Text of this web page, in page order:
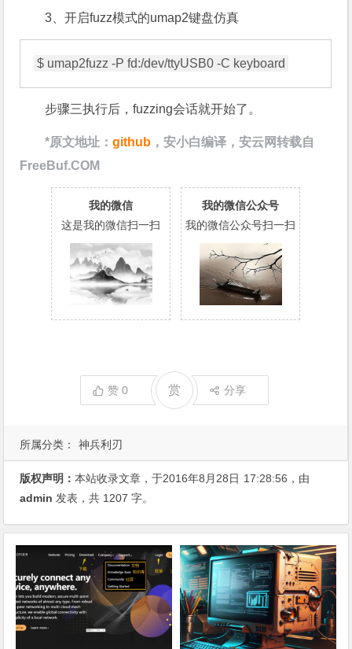
所属分类： 神兵利刃
3、开启fuzz模式的umap2键盘仿真
$ umap2fuzz -P fd:/dev/ttyUSB0 -C keyboard
步骤三执行后，fuzzing会话就开始了。
*原文地址：github ，安小白编译，安云网转载自
FreeBuf.COM
我的微信
这是我的微信扫一扫
我的微信公众号
我的微信公众号扫一扫
赞0 赏 分享
版权声明：本站收录文章，于2016年8月28日 17:28:56 ，由
admin 发表，共 1207 字。